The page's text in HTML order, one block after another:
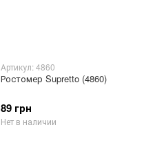
Артикул: 4860
Ростомер Supretto (4860)
89 грн
Нет в наличии